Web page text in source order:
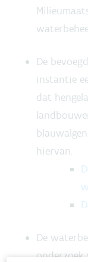
De
instantie
dat
hiervan.
De
onderzoek